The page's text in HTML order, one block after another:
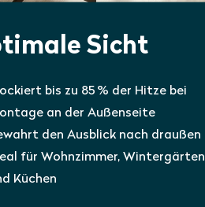
Sicht
bis zu 85 % der Hitze bei
an der Außenseite
den Ausblick nach draußen
für Wohnzimmer, Wintergärten
Küchen